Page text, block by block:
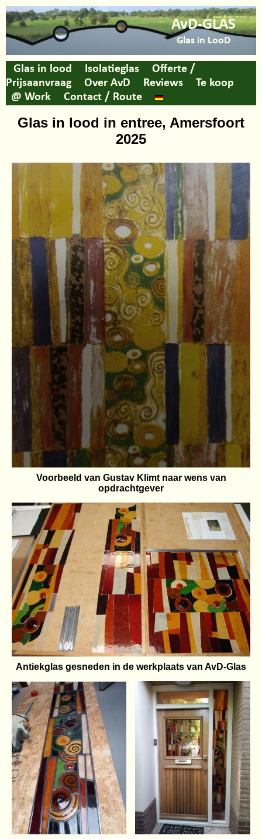
AvD-GLAS
Glas in LooD
Glas in lood Isolatieglas
Offerte /
Prijsaanvraag
Over AvD Reviews
Te koop
@ Work
Contact / Route
Glas in lood in entree, Amersfoort
2025
Voorbeeld van Gustav Klimt naar wens van
opdrachtgever
Antiekglas gesneden in de werkplaats van AvD-Glas